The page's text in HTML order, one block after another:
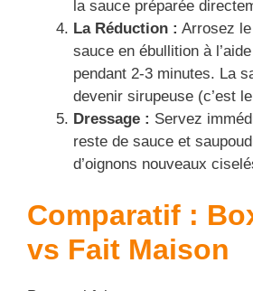
la sauce préparée
La Réduction : Arrosez
sauce en ébullition à
pendant 2-3 minutes. La
devenir sirupeuse (c’est le
Dressage : Servez
reste de sauce et
d’oignons nouveaux
Comparatif :
vs Fait Maison